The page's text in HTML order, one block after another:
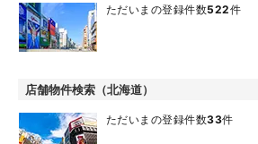
ただいまの登録件数522件
店舗物件検索（北海道）
ただいまの登録件数33件